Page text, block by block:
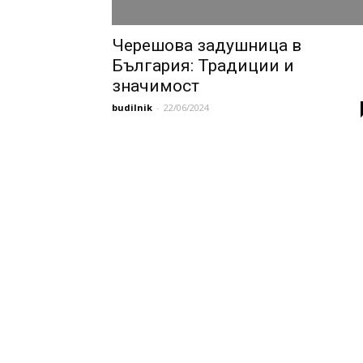
Черешова задушница в
България: Традиции и
значимост
budilnik - 22/06/2024